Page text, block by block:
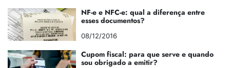
NF-e e NFC-e: qual a diferença entre
esses documentos?
08/12/2016
Cupom fiscal: para que serve e quando
sou obrigado a emitir?